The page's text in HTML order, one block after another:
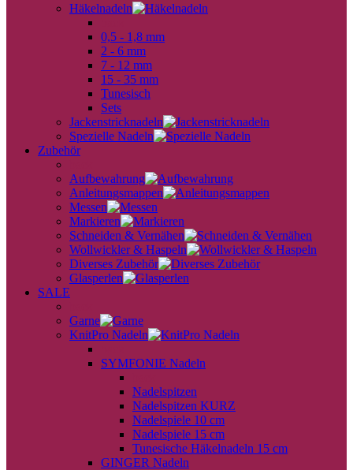
Häkelnadeln
0,5 - 1,8 mm
2 - 6 mm
7 - 12 mm
15 - 35 mm
Tunesisch
Sets
Jackenstricknadeln
Spezielle Nadeln
Zubehör
Aufbewahrung
Anleitungsmappen
Messen
Markieren
Schneiden & Vernähen
Wollwickler & Haspeln
Diverses Zubehör
Glasperlen
SALE
Garne
KnitPro Nadeln
SYMFONIE Nadeln
Nadelspitzen
Nadelspitzen KURZ
Nadelspiele 10 cm
Nadelspiele 15 cm
Tunesische Häkelnadeln 15 cm
GINGER Nadeln